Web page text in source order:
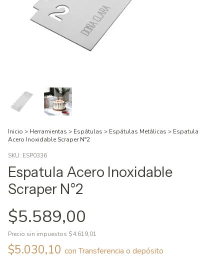
Inicio > Herramientas > Espátulas > Espátulas Metálicas > Espatula
Acero Inoxidable Scraper N°2
SKU: ESP0336
Espatula Acero Inoxidable
Scraper N°2
$5.589,00
Precio sin impuestos $4.619,01
$5.030,10 con Transferencia o depósito